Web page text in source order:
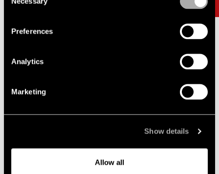
Selection
Preferences
Analytics
Marketing
Show details
Allow all
Nyheter, event och insikter
Event